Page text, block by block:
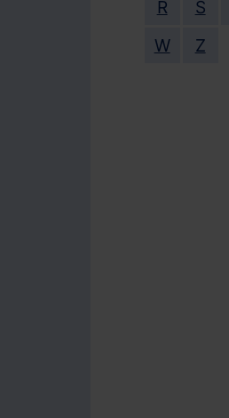
R
S
W
Z